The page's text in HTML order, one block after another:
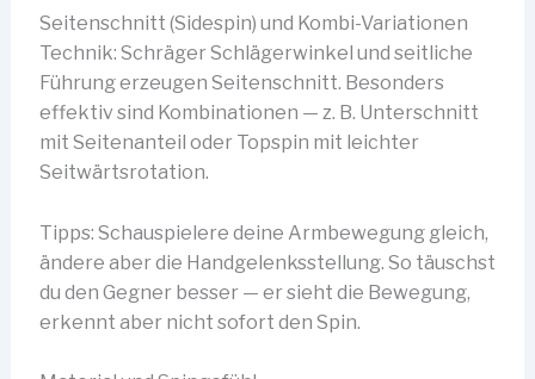
Seitenschnitt (Sidespin) und Kombi-Variationen
Technik: Schräger Schlägerwinkel und seitliche
Führung erzeugen Seitenschnitt. Besonders
effektiv sind Kombinationen — z. B. Unterschnitt
mit Seitenanteil oder Topspin mit leichter
Seitwärtsrotation.
Tipps: Schauspielere deine Armbewegung gleich,
ändere aber die Handgelenksstellung. So täuschst
du den Gegner besser — er sieht die Bewegung,
erkennt aber nicht sofort den Spin.